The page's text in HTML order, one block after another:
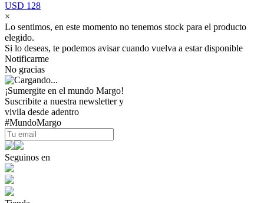
USD 128
×
Lo sentimos, en este momento no tenemos stock para el producto
elegido.
Si lo deseas, te podemos avisar cuando vuelva a estar disponible
Notificarme
No gracias
¡Sumergite en el mundo Margo!
Suscribite a nuestra newsletter y
vivila desde adentro
#MundoMargo
Seguinos en